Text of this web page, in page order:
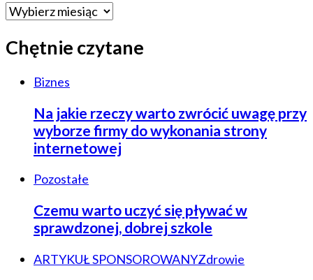
Archiwa
Chętnie czytane
Biznes
Na jakie rzeczy warto zwrócić uwagę przy
wyborze firmy do wykonania strony
internetowej
Pozostałe
Czemu warto uczyć się pływać w
sprawdzonej, dobrej szkole
ARTYKUŁ SPONSOROWANYZdrowie